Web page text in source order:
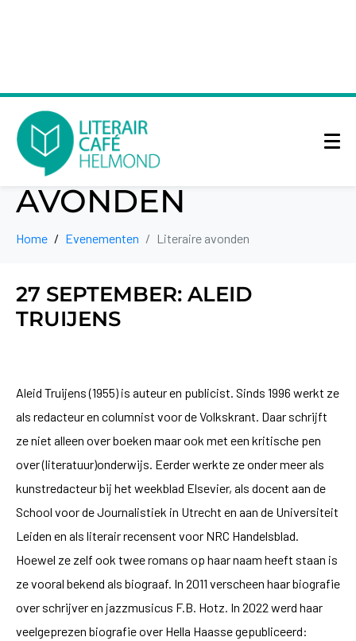
TYPE AVOND:
LITERAIRE
AVONDEN
Home Evenementen Literaire avonden
27 SEPTEMBER: ALEID
TRUIJENS
Aleid Truijens (1955) is auteur en publicist. Sinds 1996 werkt ze
als redacteur en columnist voor de Volkskrant. Daar schrijft
ze niet alleen over boeken maar ook met een kritische pen
over (literatuur)onderwijs. Eerder werkte ze onder meer als
kunstredacteur bij het weekblad Elsevier, als docent aan de
School voor de Journalistiek in Utrecht en aan de Universiteit
Leiden en als literair recensent voor NRC Handelsblad.
Hoewel ze zelf ook twee romans op haar naam heeft staan is
ze vooral bekend als biograaf. In 2011 verscheen haar biografie
over schrijver en jazzmusicus F.B. Hotz. In 2022 werd haar
veelgeprezen biografie over Hella Haasse gepubliceerd: